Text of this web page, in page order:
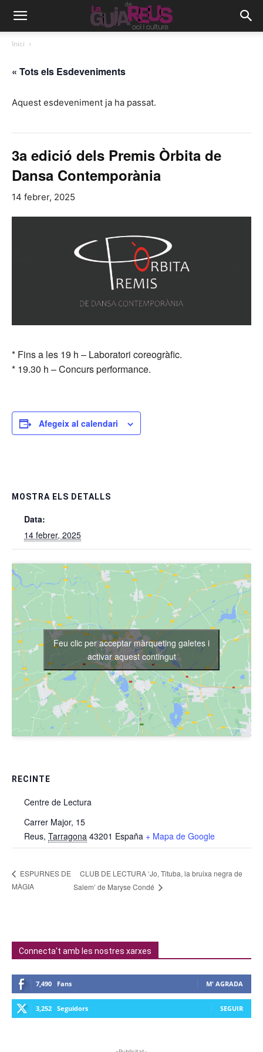
Inici
« Tots els Esdeveniments
Aquest esdeveniment ja ha passat.
3a edició dels Premis Òrbita de
Dansa Contemporània
14 febrer, 2025
* Fins a les 19 h – Laboratori coreogràfic.
* 19.30 h – Concurs performance.
Afegeix al calendari
MOSTRA ELS DETALLS
Data:
14 febrer, 2025
RECINTE
Centre de Lectura
Carrer Major, 15
Reus, Tarragona 43201 España + Mapa de Google
Feu clic per acceptar màrqueting galetes i
activar aquest contingut
ESPURNES DE
MÀGIA
CLUB DE LECTURA ‘Jo, Tituba, la bruixa negra de
Salem’ de Maryse Condé
Connecta't amb les nostres xarxes
7,490 Fans M' AGRADA
3,252 Seguidors SEGUIR